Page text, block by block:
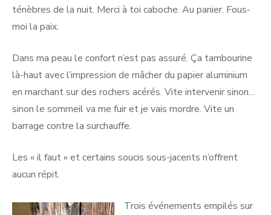
ténèbres de la nuit. Merci à toi caboche. Au panier. Fous-
moi la paix.
Dans ma peau le confort n’est pas assuré. Ça tambourine
là-haut avec l’impression de mâcher du papier aluminium
en marchant sur des rochers acérés. Vite intervenir sinon…
sinon le sommeil va me fuir et je vais mordre. Vite un
barrage contre la surchauffe.
Les « il faut » et certains soucis sous-jacents n’offrent
aucun répit.
Trois événements empilés sur